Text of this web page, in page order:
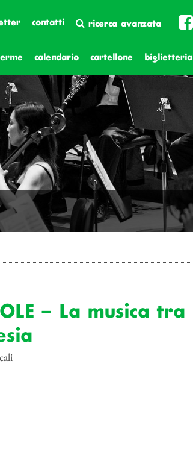
contatti ricerca avanzata
calendario cartellone biglietteria
– La musica tra